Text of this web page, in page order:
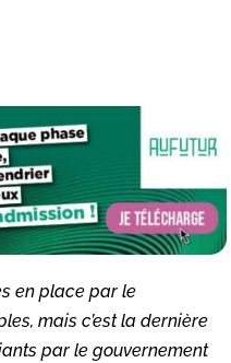
en place par le
mais c’est la dernière
par le gouvernement